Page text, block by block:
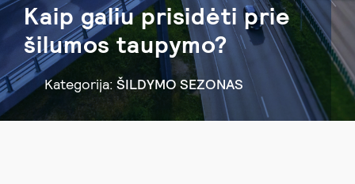
Kaip galiu prisidėti prie
šilumos taupymo?
Kategorija:ŠILDYMO SEZONAS